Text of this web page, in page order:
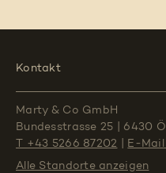
Kontakt
Marty & Co GmbH
Bundesstrasse 25
6430
T +43 5266 87202
E-Mail
Alle Standorte anzeigen